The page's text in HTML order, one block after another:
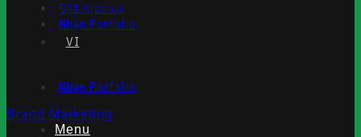
Đặt dịch vụ
Nhận Porfolio
VI
Nhận Porfolio
Menu
Brand Marketing